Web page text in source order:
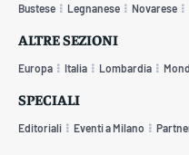
Bustese Legnanese Novarese
ALTRE SEZIONI
Europa Italia Lombardia
SPECIALI
Editoriali Eventi a Milano